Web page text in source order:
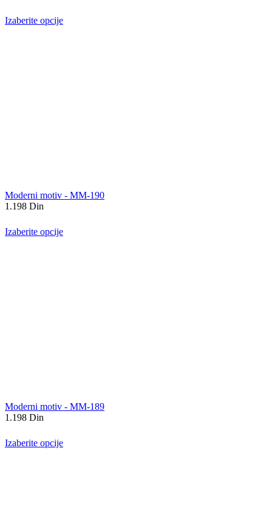
Izaberite opcije
Moderni motiv - MM-190
1.198 Din
Izaberite opcije
Moderni motiv - MM-189
1.198 Din
Izaberite opcije